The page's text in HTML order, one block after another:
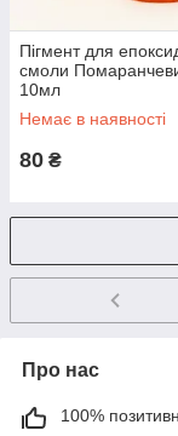
Пігмент для
смоли
10мл
Немає в наявності
80 ₴
Про нас
100%